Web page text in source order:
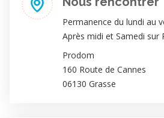
Permanence du lundi au
Après midi et Samedi sur
Prodom
160 Route de Cannes
06130 Grasse